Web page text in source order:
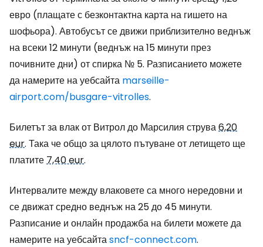
евро (плащате с безконтактна карта на гишето на
шофьора). Автобусът се движи приблизително веднъж
на всеки 12 минути (веднъж на 15 минути през
почивните дни) от спирка № 5. Разписанието можете
да намерите на уебсайта marseille-
airport.com/busgare-vitrolles.
Билетът за влак от Витрол до Марсилия струва6,20
eur. Така че общо за цялото пътуване от летището ще
платите7,40 eur.
Интервалите между влаковете са много нередовни и
се движат средно веднъж на 25 до 45 минути.
Разписание и онлайн продажба на билети можете да
намерите на уебсайтаsncf-connect.com.